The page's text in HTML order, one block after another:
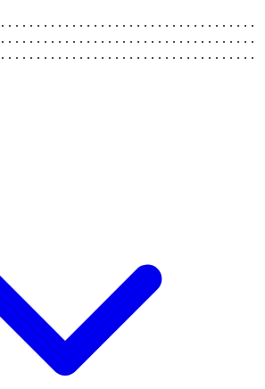
. . . . . . . . . . . . . . . . . . . . . . . . . . . . . . . . . . .
. . . . . . . . . . . . . . . . . . . . . . . . . . . . . . . . . . .
. . . . . . . . . . . . . . . . . . . . . . . . . . . . . . . . . . .